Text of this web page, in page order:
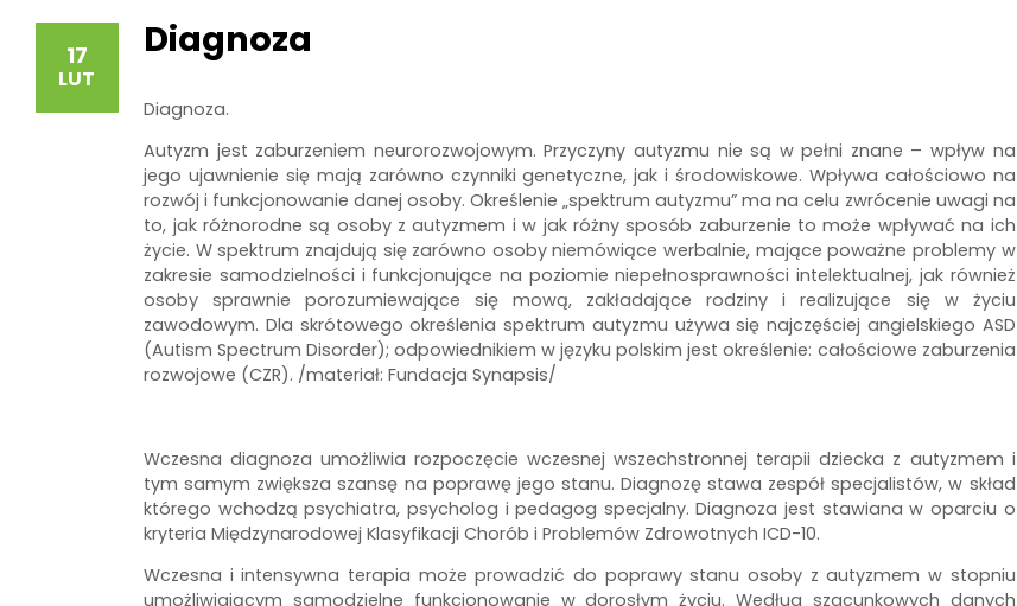
17
LUT
Diagnoza
Diagnoza.
Autyzm jest zaburzeniem neurorozwojowym. Przyczyny autyzmu nie są w pełni znane – wpływ na
jego ujawnienie się mają zarówno czynniki genetyczne, jak i środowiskowe. Wpływa całościowo na
rozwój i funkcjonowanie danej osoby. Określenie „spektrum autyzmu” ma na celu zwrócenie uwagi na
to, jak różnorodne są osoby z autyzmem i w jak różny sposób zaburzenie to może wpływać na ich
życie. W spektrum znajdują się zarówno osoby niemówiące werbalnie, mające poważne problemy w
zakresie samodzielności i funkcjonujące na poziomie niepełnosprawności intelektualnej, jak również
osoby sprawnie porozumiewające się mową, zakładające rodziny i realizujące się w życiu
zawodowym. Dla skrótowego określenia spektrum autyzmu używa się najczęściej angielskiego ASD
(Autism Spectrum Disorder); odpowiednikiem w języku polskim jest określenie: całościowe zaburzenia
rozwojowe (CZR). /materiał: Fundacja Synapsis/
Wczesna diagnoza umożliwia rozpoczęcie wczesnej wszechstronnej terapii dziecka z autyzmem i
tym samym zwiększa szansę na poprawę jego stanu. Diagnozę stawa zespół specjalistów, w skład
którego wchodzą psychiatra, psycholog i pedagog specjalny. Diagnoza jest stawiana w oparciu o
kryteria Międzynarodowej Klasyfikacji Chorób i Problemów Zdrowotnych ICD-10.
Wczesna i intensywna terapia może prowadzić do poprawy stanu osoby z autyzmem w stopniu
umożliwiającym samodzielne funkcjonowanie w dorosłym życiu. Według szacunkowych danych